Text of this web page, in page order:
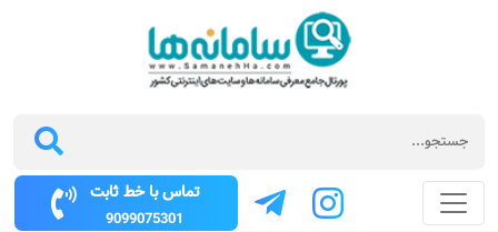
تماس با خط ثابت
9099075301